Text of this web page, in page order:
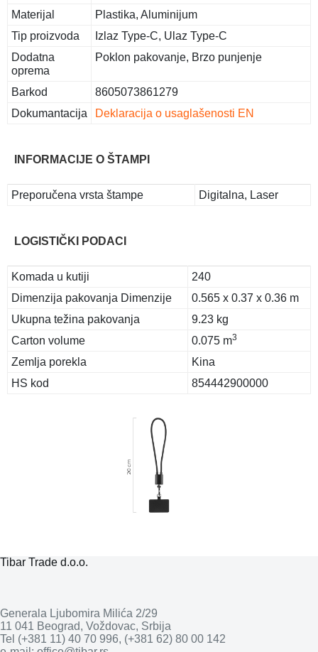
Materijal
Plastika, Aluminijum
Tip proizvoda
Izlaz Type-C, Ulaz Type-C
Dodatna
oprema
Poklon pakovanje, Brzo punjenje
Barkod
8605073861279
Dokumantacija
Deklaracija o usaglašenosti EN
INFORMACIJE O ŠTAMPI
Preporučena vrsta štampe Digitalna, Laser
LOGISTIČKI PODACI
Komada u kutiji
240
Dimenzija pakovanja Dimenzije
0.565 x 0.37 x 0.36 m
Ukupna težina pakovanja
9.23 kg
Carton volume
0.075 m3
Zemlja porekla
Kina
HS kod
854442900000
Tibar Trade d.o.o.
Generala Ljubomira Milića 2/29
11 041 Beograd, Voždovac, Srbija
Tel (+381 11) 40 70 996, (+381 62) 80 00 142